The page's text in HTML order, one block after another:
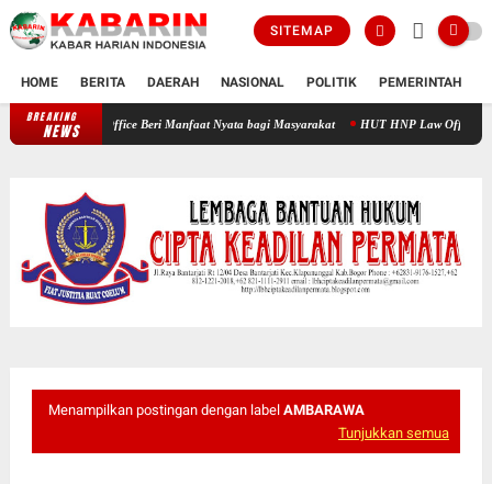
SITEMAP
HOME BERITA DAERAH NASIONAL POLITIK PEMERINTAH
BREAKING
NEWS Pengobatan Gratis M Fadhlan Medika Dan HNP Law Office Beri
Menampilkan postingan dengan label AMBARAWA
Tunjukkan semua